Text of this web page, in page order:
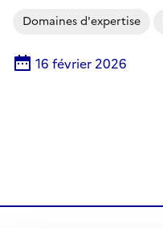
Domaines d'expertise
16 février 2026